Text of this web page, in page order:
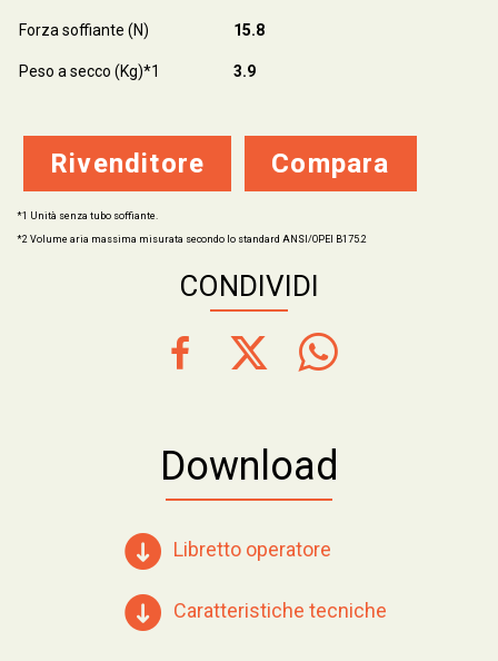
Forza soffiante (N) 15.8
Peso a secco (Kg)*1 3.9
Rivenditore Compara
*1 Unità senza tubo soffiante.
*2 Volume aria massima misurata secondo lo standard ANSI/OPEI B175.2
CONDIVIDI
Download
Libretto operatore
Caratteristiche tecniche